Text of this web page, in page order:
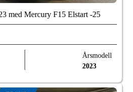
med Mercury F15 Elstart -25
Årsmodell
2023